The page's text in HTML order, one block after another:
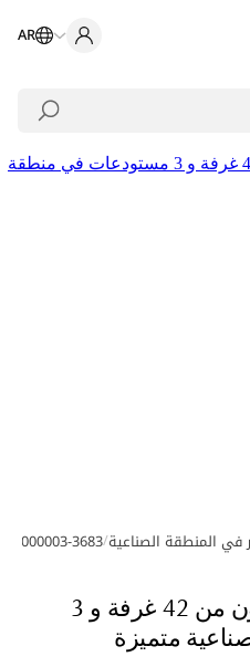
AR
/
000003-3683
للبيع: معسكر عمال يتكون من 42 غرفة و 3
متميزة